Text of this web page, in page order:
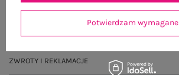
OPINIE O PRODUKCIE (0)
ZWROTY I REKLAMACJE
Potwierdzam wymagane